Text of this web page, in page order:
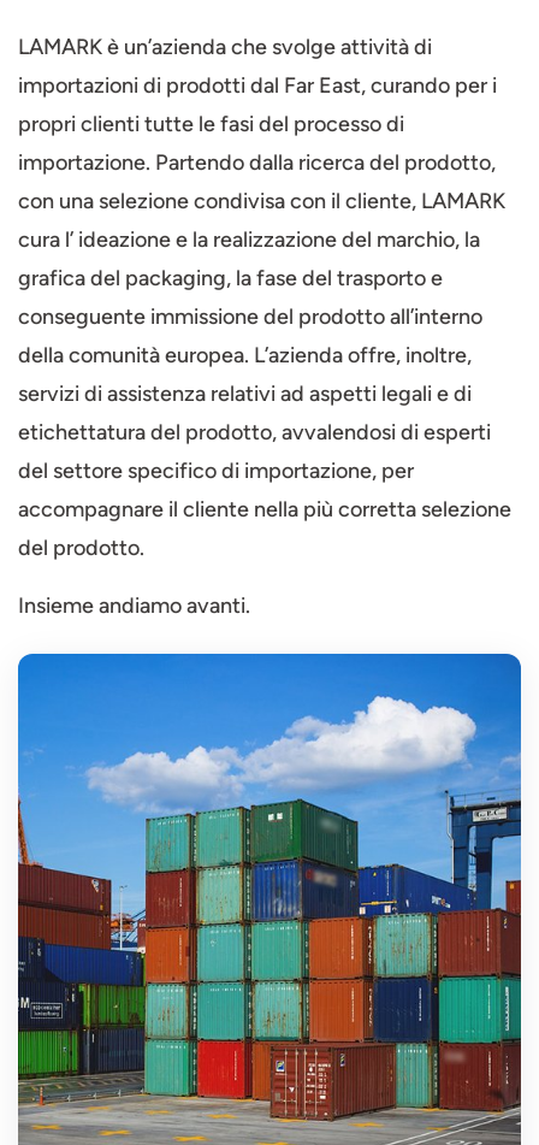
LAMARK è un’azienda che svolge attività di
importazioni di prodotti dal Far East, curando per i
propri clienti tutte le fasi del processo di
importazione. Partendo dalla ricerca del prodotto,
con una selezione condivisa con il cliente, LAMARK
cura l’ ideazione e la realizzazione del marchio, la
grafica del packaging, la fase del trasporto e
conseguente immissione del prodotto all’interno
della comunità europea. L’azienda offre, inoltre,
servizi di assistenza relativi ad aspetti legali e di
etichettatura del prodotto, avvalendosi di esperti
del settore specifico di importazione, per
accompagnare il cliente nella più corretta selezione
del prodotto.
Insieme andiamo avanti.